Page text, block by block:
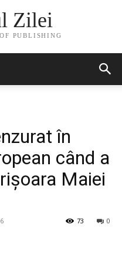
Zilei
PUBLISHING
în
când a
Maiei
0
73